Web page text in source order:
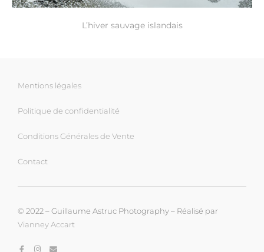
L’hiver sauvage islandais
Mentions légales
Politique de confidentialité
Conditions Générales de Vente
Contact
© 2022 – Guillaume Astruc Photography – Réalisé par
Vianney Accart